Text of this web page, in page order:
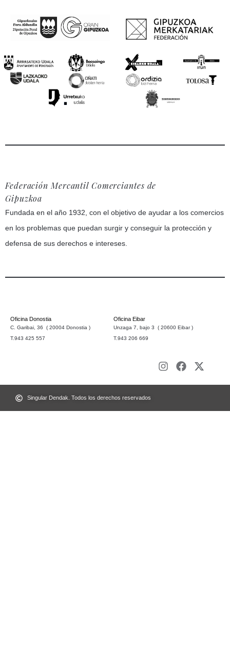
Federación Mercantil Comerciantes de
Gipuzkoa
Fundada en el año 1932, con el objetivo de ayudar a los comercios
en los problemas que puedan surgir y conseguir la protección y
defensa de sus derechos e intereses.
Oficina Donostia
C. Garibai, 36 ( 20004 Donostia )
T.943 425 557
Oficina Eibar
Unzaga 7, bajo 3 ( 20600 Eibar )
T.943 206 669
Singular Dendak. Todos los derechos reservados